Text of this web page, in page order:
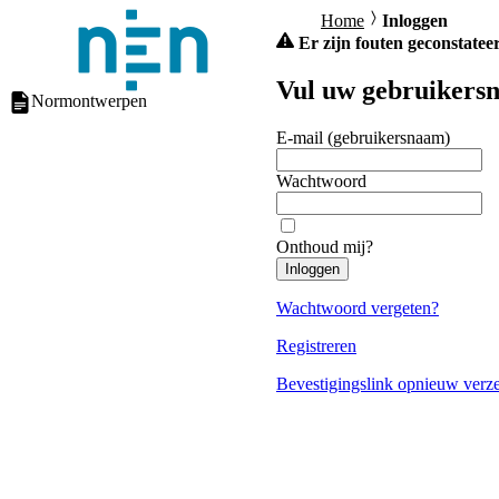
Normontwerpen
Home
Inloggen
Er zijn fouten
Vul uw
E-mail (gebruikersnaam)
Wachtwoord
Onthoud mij?
Inloggen
Wachtwoord vergeten?
Registreren
Bevestigingslink opnieuw